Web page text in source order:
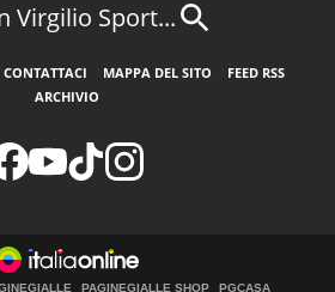
Virgilio Sport...
CONTATTACI MAPPA DEL SITO
FEED RSS
ARCHIVIO
PAGINEGIALLE SHOP PGCASA